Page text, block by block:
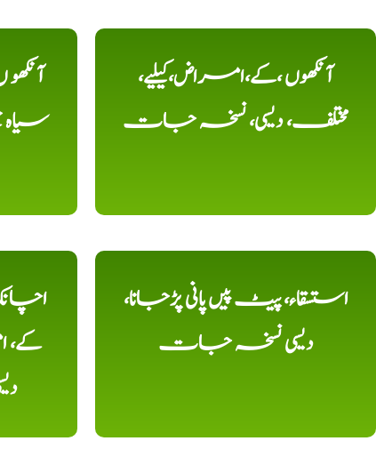
سیاہ
آنکھوں ،کے،امراض،کیلیے،
مختلف، دیسی، نسخہ جات
کے،
استسقاء، پیٹ پیں پانی پڑجانا،
دیسی نسخہ جات